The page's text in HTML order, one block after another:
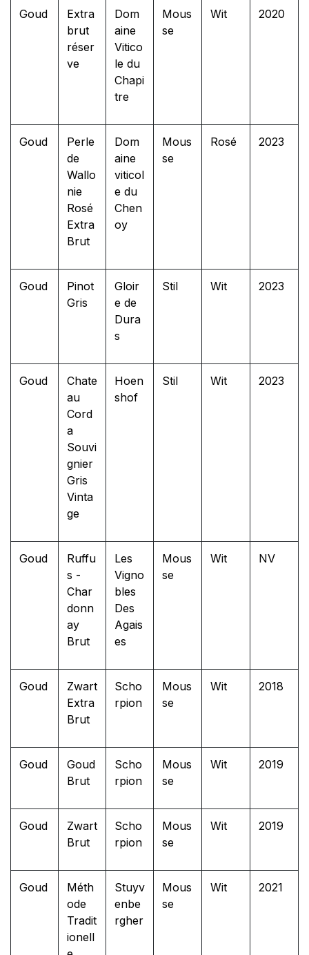
Goud
Extra
brut
réser
ve
Dom
aine
Vitico
le du
Chapi
tre
Mous
se
Wit 2020
Goud
Perle
de
Wallo
nie
Rosé
Extra
Brut
Dom
aine
viticol
e du
Chen
oy
Mous
se
Rosé 2023
Goud
Pinot
Gris
Gloir
e de
Dura
s
Stil Wit 2023
Goud
Chate
au
Cord
a
Souvi
gnier
Gris
Vinta
ge
Hoen
shof
Stil Wit 2023
Goud
Ruffu
s -
Char
donn
ay
Brut
Les
Vigno
bles
Des
Agais
es
Mous
se
Wit NV
Goud
Zwart
Extra
Brut
Scho
rpion
Mous
se
Wit 2018
Goud
Goud
Brut
Scho
rpion
Mous
se
Wit 2019
Goud
Zwart
Brut
Scho
rpion
Mous
se
Wit 2019
Goud
Méth
ode
Tradit
ionell
Stuyv
enbe
rgher
Mous
se
Wit 2021